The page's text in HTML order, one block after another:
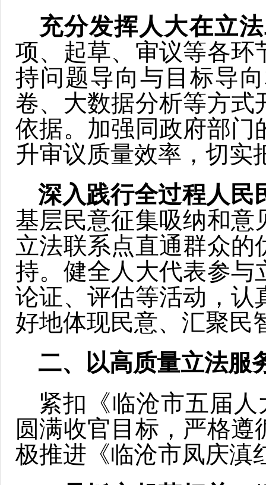
充分发挥人大在立
项、起草、审议等各环
持问题导向与目标导
卷、大数据分析等方式
依据。加强同政府部门
升审议质量效率，切实
深入践行全过程人民
基层民意征集吸纳和意
立法联系点直通群众的
持。健全人大代表参与
论证、评估等活动，认
好地体现民意、汇聚民
二、 以高质量立法服
紧扣《临沧市五届
圆满收官目标，严格
极推进《临沧市凤庆滇